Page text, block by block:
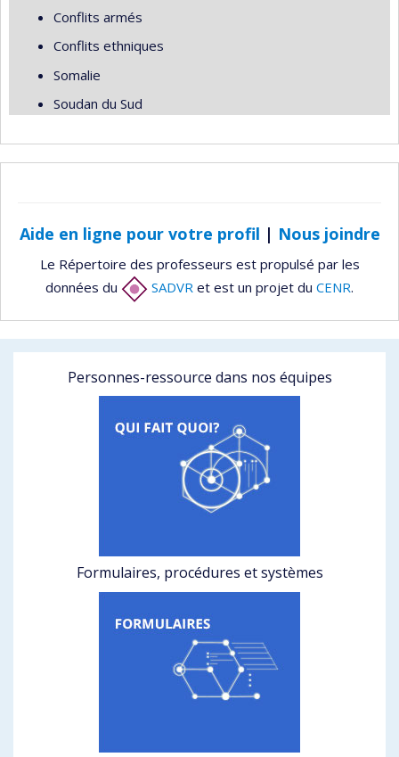
Conflits armés
Conflits ethniques
Somalie
Soudan du Sud
Aide en ligne pour votre profil | Nous joindre
Le Répertoire des professeurs est propulsé par les
données du
SADVR et est un projet du CENR.
Personnes-ressource dans nos équipes
Formulaires, procédures et systèmes